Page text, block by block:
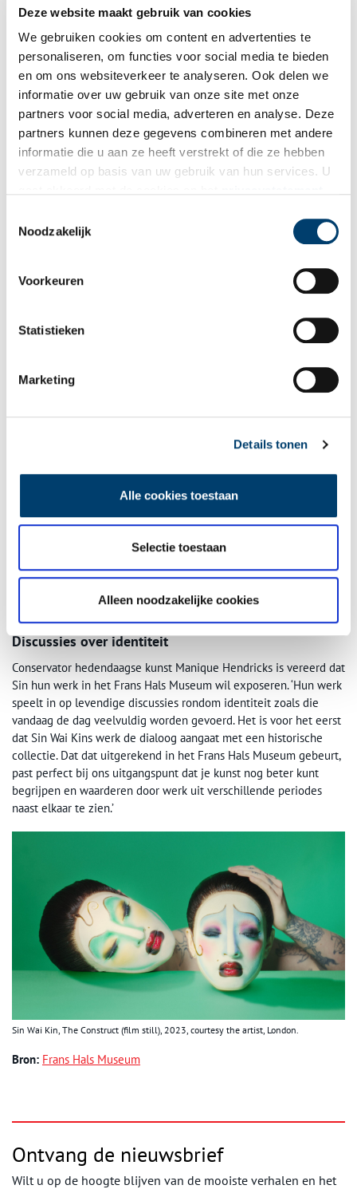
Deze website maakt gebruik van cookies
We gebruiken cookies om content en advertenties te
personaliseren, om functies voor social media te bieden
en om ons websiteverkeer te analyseren. Ook delen we
informatie over uw gebruik van onze site met onze
partners voor social media, adverteren en analyse. Deze
partners kunnen deze gegevens combineren met andere
informatie die u aan ze heeft verstrekt of die ze hebben
verzameld op basis van uw gebruik van hun services. U
Noodzakelijk
Voorkeuren
Statistieken
Marketing
Details tonen
Alle cookies toestaan
Selectie toestaan
Alleen noodzakelijke cookies
Kunst uit alle tijden
Voor Sin is het Frans Hals Museum een passende plek om hun
werk te exposeren. ‘In mijn oeuvre staat storytelling centraal: hoe
werkelijkheden en herinneringen gecreëerd, bijvoorbeeld in de
manier waarop we ons mogen laten portretteren? In het Frans
tijden, waarin dat storytelling-principe steeds terugkeert. Ik hoop
dat kijkers door die context mijn werk beter begrijpen.’
Sin Wai Kin, Asleep, (film still), 2024, image courtesy the artist.
Discussies over identiteit
Conservator hedendaagse kunst Manique Hendricks is vereerd dat
Sin hun werk in het Frans Hals Museum wil exposeren. ‘Hun werk
speelt in op levendige discussies rondom identiteit zoals die
vandaag de dag veelvuldig worden gevoerd. Het is voor het eerst
dat Sin Wai Kins werk de dialoog aangaat met een historische
collectie. Dat dat uitgerekend in het Frans Hals Museum gebeurt,
past perfect bij ons uitgangspunt dat je kunst nog beter kunt
begrijpen en waarderen door werk uit verschillende periodes
naast elkaar te zien.’
Sin Wai Kin, The Construct (film still), 2023, courtesy the artist, London.
Bron: Frans Hals Museum
Ontvang de nieuwsbrief
Wilt u op de hoogte blijven van de mooiste verhalen en het